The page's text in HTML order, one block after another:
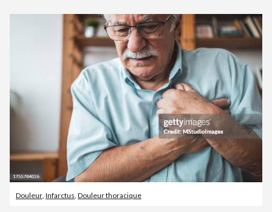
Douleur, Infarctus, Douleur thoracique